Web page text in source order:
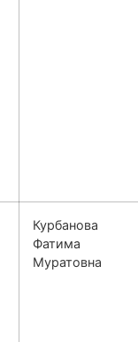
Курбанова
Фатима
Муратовна